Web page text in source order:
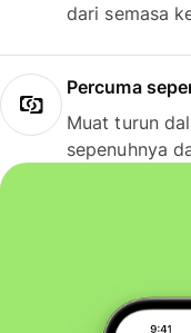
dari semasa
Percuma
Muat turun
sepenuhnya